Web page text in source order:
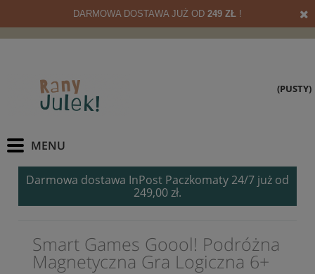
DARMOWA DOSTAWA JUŻ OD 249 ZŁ !
(PUSTY)
Darmowa dostawa InPost Paczkomaty 24/7 już od
249,00 zł.
Smart Games Goool! Podróżna
Magnetyczna Gra Logiczna 6+